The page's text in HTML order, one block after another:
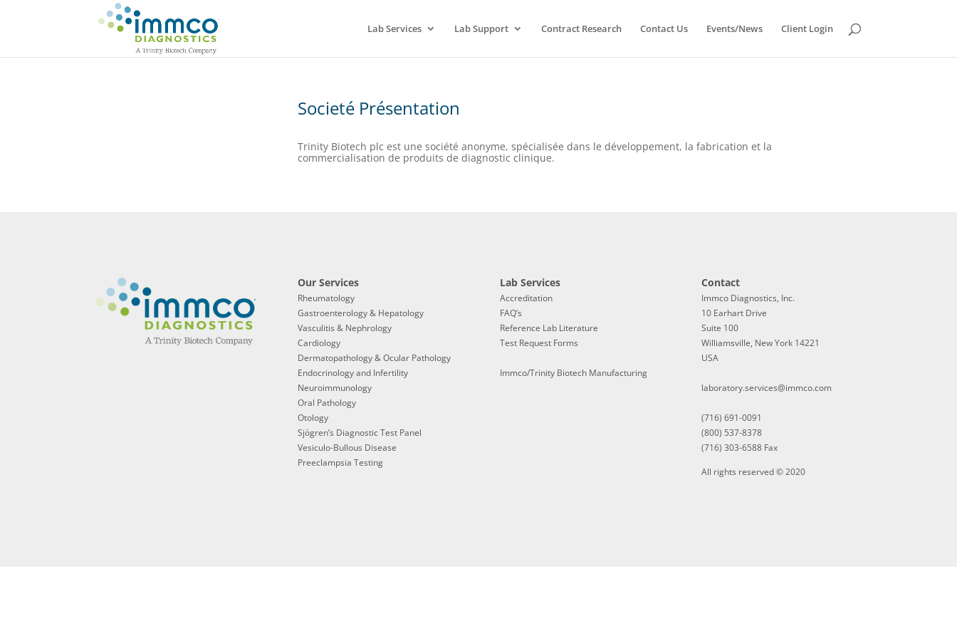
Lab Services Lab Support Contract Research Contact Us Events/News Client Login
Societé Présentation
Trinity Biotech plc est une société anonyme, spécialisée dans le développement, la fabrication et la
commercialisation de produits de diagnostic clinique.
Our Services
Rheumatology
Gastroenterology & Hepatology
Vasculitis & Nephrology
Cardiology
Dermatopathology & Ocular Pathology
Endocrinology and Infertility
Neuroimmunology
Oral Pathology
Otology
Sjögren’s Diagnostic Test Panel
Vesiculo-Bullous Disease
Preeclampsia Testing
Lab Services
Accreditation
FAQ’s
Reference Lab Literature
Test Request Forms
Immco/Trinity Biotech Manufacturing
Contact
Immco Diagnostics, Inc.
10 Earhart Drive
Suite 100
Williamsville, New York 14221
USA
laboratory.services@immco.com
(716) 691-0091
(800) 537-8378
(716) 303-6588 Fax
All rights reserved © 2020